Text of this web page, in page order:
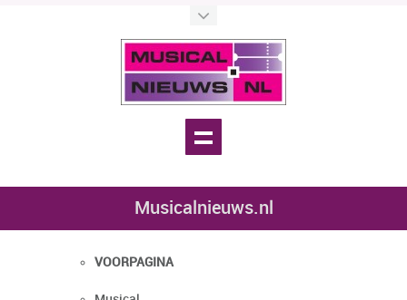
Musicalnieuws.nl
VOORPAGINA